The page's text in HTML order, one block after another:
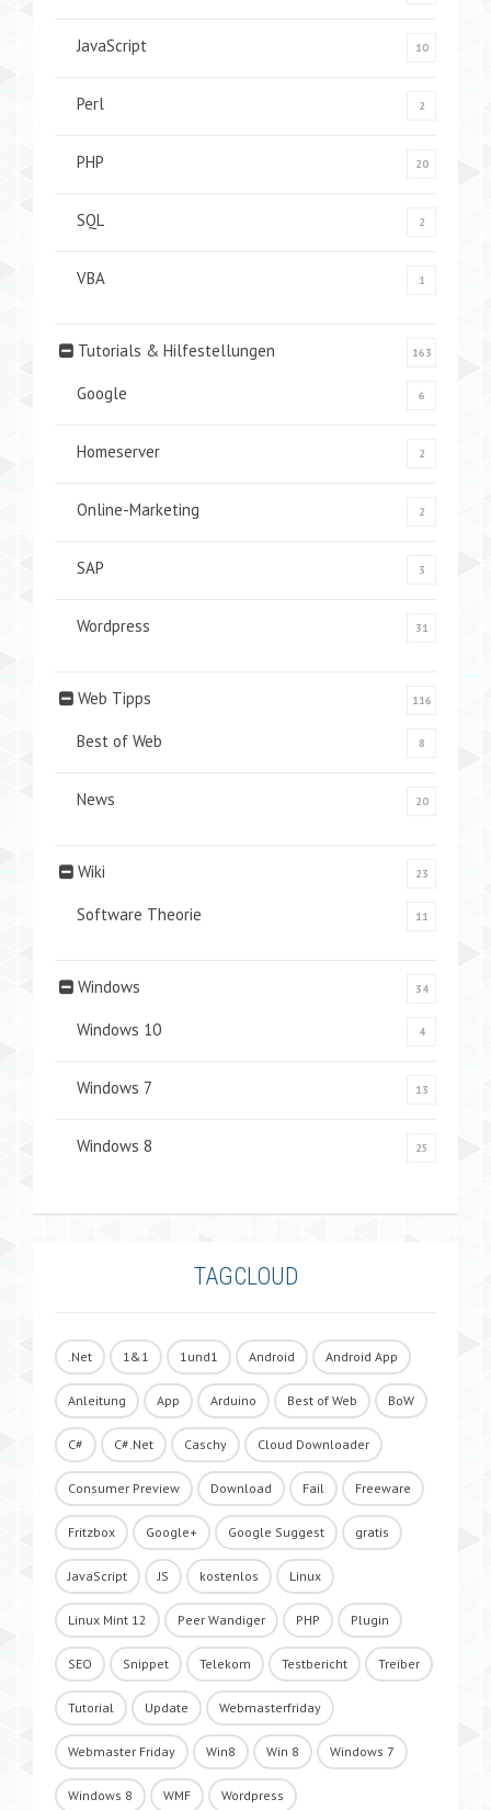
JavaScript 10
Perl 2
PHP 20
SQL 2
VBA 1
Tutorials & Hilfestellungen 163
Google 6
Homeserver 2
Online-Marketing 2
SAP 3
Wordpress 31
Web Tipps 116
Best of Web 8
News 20
Wiki 23
Software Theorie 11
Windows 34
Windows 10 4
Windows 7 13
Windows 8 25
TAGCLOUD
.Net 1&1 1und1 Android Android App
Anleitung App Arduino Best of Web BoW
C# C#.Net Caschy Cloud Downloader
Consumer Preview Download Fail Freeware
Fritzbox Google+ Google Suggest gratis
JavaScript JS kostenlos Linux
Linux Mint 12 Peer Wandiger PHP Plugin
SEO Snippet Telekom Testbericht Treiber
Tutorial Update Webmasterfriday
Webmaster Friday Win8 Win 8 Windows 7
Windows 8 WMF Wordpress